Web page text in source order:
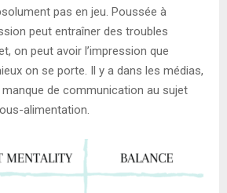
pas en jeu. Poussée à
peut entraîner des troubles
on peut avoir l’impression que
on se porte. Il y a dans les médias,
manque de communication au sujet
alimentation.